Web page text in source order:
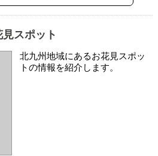
スポット
北九州地域にあるお花見スポッ
トの情報を紹介します。